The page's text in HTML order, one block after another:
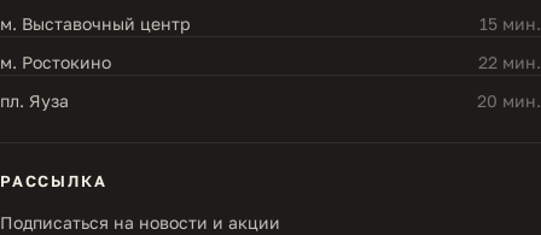
м. Выставочный центр
15 мин.
м. Ростокино
22 мин.
пл. Яуза
20 мин.
РАССЫЛКА
Подписаться на новости и акции